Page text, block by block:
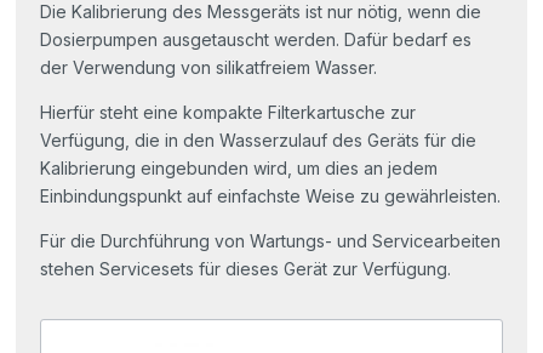
Die Kalibrierung des Messgeräts ist nur nötig, wenn die
Dosierpumpen ausgetauscht werden. Dafür bedarf es
der Verwendung von silikatfreiem Wasser.
Hierfür steht eine kompakte Filterkartusche zur
Verfügung, die in den Wasserzulauf des Geräts für die
Kalibrierung eingebunden wird, um dies an jedem
Einbindungspunkt auf einfachste Weise zu gewährleisten.
Für die Durchführung von Wartungs- und Servicearbeiten
stehen Servicesets für dieses Gerät zur Verfügung.